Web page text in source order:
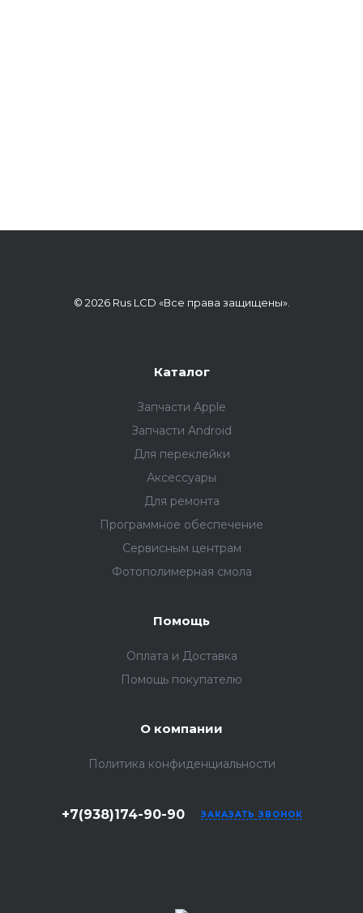
© 2026 Rus LCD «Все права защищены».
Каталог
Запчасти Apple
Запчасти Android
Для переклейки
Аксессуары
Для ремонта
Программное обеспечение
Сервисным центрам
Фотополимерная смола
Помощь
Оплата и Доставка
Помощь покупателю
О компании
Политика конфиденциальности
+7(938)174-90-90 ЗАКАЗАТЬ ЗВОНОК